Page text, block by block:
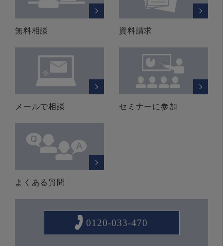
無料相談 資料請求
メールで相談 セミナーに参加
よくある質問
0120-033-470